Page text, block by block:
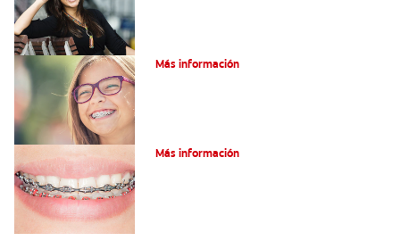
Más información
Más información